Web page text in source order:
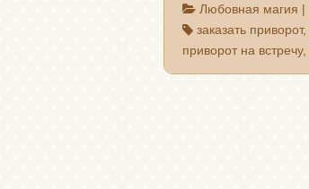
Любовная магия |
заказать приворот,
приворот на встречу,